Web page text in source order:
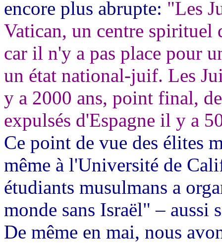
encore plus abrupte: "Les
Vatican, un centre spirituel
car il n'y a pas place pour
un état national-juif. Les
y a 2000 ans, point final,
expulsés d'Espagne il y a
Ce point de vue des élites
même à l'Université de
étudiants musulmans a
monde sans Israël" – aussi
De même en mai, nous